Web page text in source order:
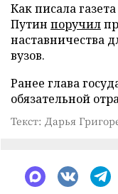
Как писала
Путин поручил
наставничества
вузов.
Ранее глава
обязательной
Текст: Дарья